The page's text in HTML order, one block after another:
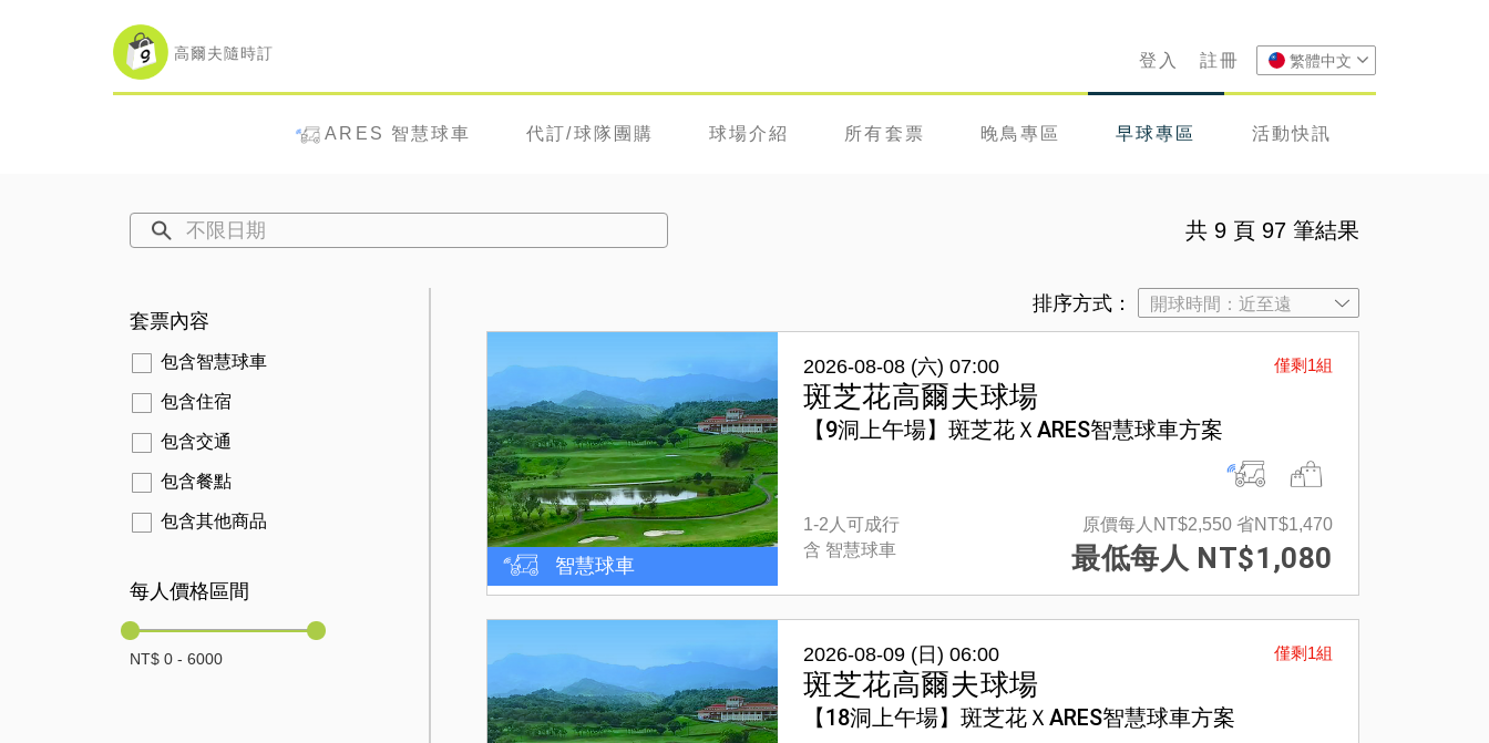
登入 註冊 繁體中文
高爾夫隨時訂
ARES 智慧球車 代訂/球隊團購 球場介紹 所有套票 晚鳥專區 早球專區 活動快訊
不限日期 共 9 頁 97 筆結果
套票內容
包含智慧球車
包含住宿
包含交通
包含餐點
包含其他商品
每人價格區間
NT$ 0 - 6000
排序方式：
智慧球車
僅剩1組
2026-08-08 (六) 07:00
斑芝花高爾夫球場
【9洞上午場】斑芝花ＸARES智慧球車方案
1-2人可成行
含 智慧球車
原價每人NT$2,550 省NT$1,470
最低每人 NT$1,080
僅剩1組
2026-08-09 (日) 06:00
斑芝花高爾夫球場
【18洞上午場】斑芝花ＸARES智慧球車方案